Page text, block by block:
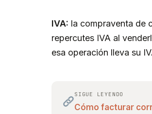
IVA: la compraventa de
repercutes IVA al
esa operación lleva su
SIGUE LEYENDO
Cómo facturar